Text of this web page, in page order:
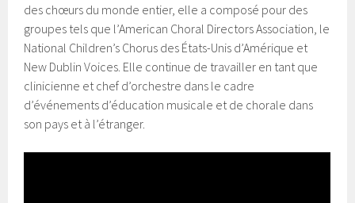
des chœurs du monde entier, elle a composé pour des
groupes tels que l’American Choral Directors Association, le
National Children’s Chorus des États-Unis d’Amérique et
New Dublin Voices. Elle continue de travailler en tant que
clinicienne et chef d’orchestre dans le cadre
d’événements d’éducation musicale et de chorale dans
son pays et à l’étranger.